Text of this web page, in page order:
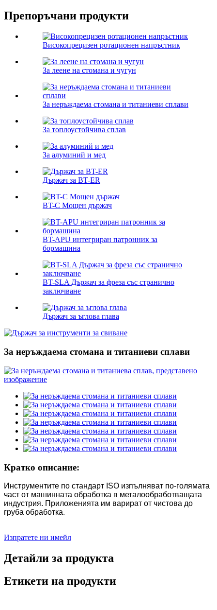
Препоръчани продукти
Високопрецизен ротационен напръстник
За леене на стомана и чугун
За неръждаема стомана и титаниеви сплави
За топлоустойчива сплав
За алуминий и мед
Държач за BT-ER
BT-C Мощен държач
BT-APU интегриран патронник за
бормашина
BT-SLA Държач за фреза със странично
заключване
Държач за ъглова глава
За неръждаема стомана и титаниеви сплави
Кратко описание:
Инструментите по стандарт ISO изпълняват по-голямата
част от машинната обработка в металообработващата
индустрия. Приложенията им варират от чистова до
груба обработка.
Изпратете ни имейл
Детайли за продукта
Етикети на продукти